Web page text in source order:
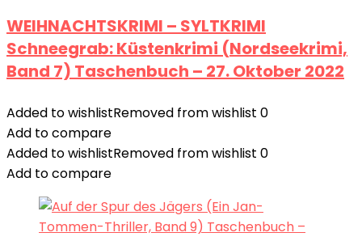
WEIHNACHTSKRIMI – SYLTKRIMI
Schneegrab: Küstenkrimi (Nordseekrimi,
Band 7) Taschenbuch – 27. Oktober 2022
Added to wishlistRemoved from wishlist 0
Add to compare
Added to wishlistRemoved from wishlist 0
Add to compare